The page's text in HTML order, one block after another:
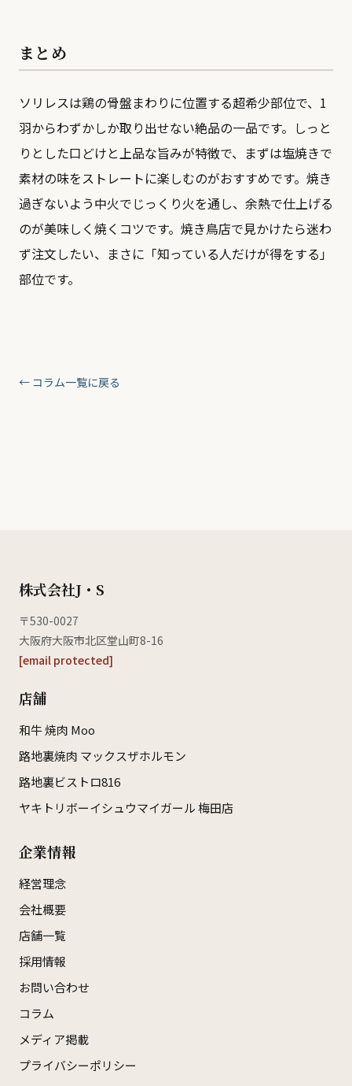
まとめ
ソリレスは鶏の骨盤まわりに位置する超希少部位で、1
羽からわずかしか取り出せない絶品の一品です。しっと
りとした口どけと上品な旨みが特徴で、まずは塩焼きで
素材の味をストレートに楽しむのがおすすめです。焼き
過ぎないよう中火でじっくり火を通し、余熱で仕上げる
のが美味しく焼くコツです。焼き鳥店で見かけたら迷わ
ず注文したい、まさに「知っている人だけが得をする」
部位です。
← コラム一覧に戻る
株式会社J・S
〒530-0027
大阪府大阪市北区堂山町8-16
[email protected]
店舗
和牛 焼肉 Moo
路地裏焼肉 マックスザホルモン
路地裏ビストロ816
ヤキトリボーイシュウマイガール 梅田店
企業情報
経営理念
会社概要
店舗一覧
採用情報
お問い合わせ
コラム
メディア掲載
プライバシーポリシー